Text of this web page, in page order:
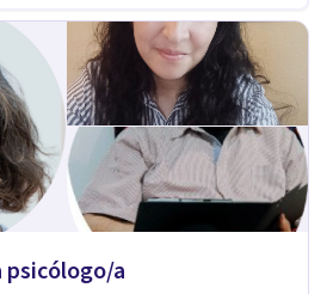
contextos clínicos con niños,
psicólogo/a